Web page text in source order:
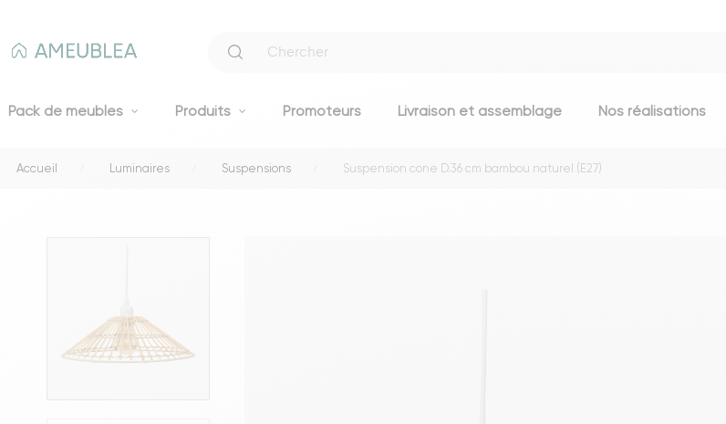
Pack de meubles Produits
Canapés
Promoteurs Livraison et assemblage Nos réalisations
Accueil Luminaires Suspensions Suspension cone D.36 cm bambou naturel (E27)